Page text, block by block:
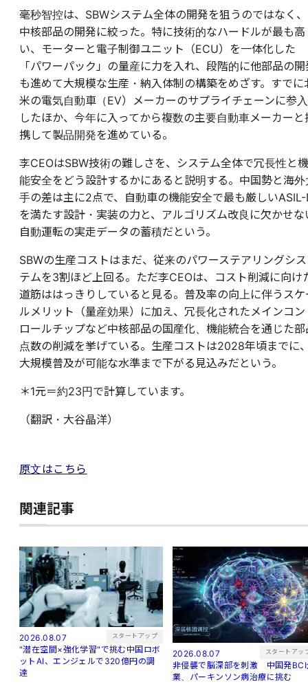
毫秒智控は、SBWシステム全体の開発を狙うのではなく、
中核部品の開発に絞った。特に技術的なハードルが最も高
い、モーターと電子制御ユニット（ECU）を一体化した
「パワーパック」の量産に力を入れ、段階的に他部品の開
も進めて大規模な生産・納入体制の構築をめざす。すでに
米の電気自動車（EV）メーカーのサプライチェーンに参入
したほか、今年に入ってから複数の主要自動車メーカーと
携して製品開発を進めている。
李CEOはSBW技術の難しさを、システム全体で冗長性と機
能安全をどう設計するかにあると説明する。中国勢と海外
手の差は主に2点で、自動車の機能安全で最も厳しい
を満たす設計・実装の力と、アルゴリズム改良に欠かせな
自動運転の実走データの蓄積だという。
SBWの生産コストはまだ、従来のパワーステアリングシス
テムを3割ほど上回る。ただ李CEOは、コスト削減に向け
道筋ははっきりしていると見る。普及率の向上に伴うスケ
ルメリット（量産効果）に加え、冗長化されたメインコン
ロールチップなど中核部品の国産化、機能統合を通じた部
点数の削減を挙げている。生産コストは2028年頃までに
大規模普及が可能な水準まで下がる見込みだという。
＊1元＝約23円で計算しています。
（翻訳・大谷晶洋）
原文はこちら
関連記事
2026.08.07 スタートアップ
"潜在空間×強化学習"で挑む中国ロボ
ットAI、エンジェルで320億円の調
達
2026.08.07 スタートアッ
非侵襲で脳深部を刺激 中国発BCI
業、パーキンソン病治療に挑む